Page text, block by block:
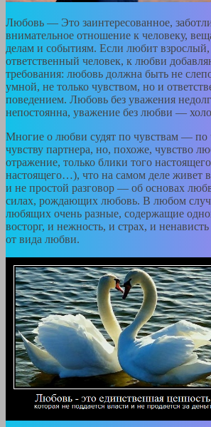
Любовь — Это заинтересованное,
внимательное отношение к человеку,
делам и событиям. Если любит
ответственный человек, к любви
требования: любовь должна быть не
умной, не только чувством, но и
поведением. Любовь без уважения
непостоянна, уважение без любви —
Многие о любви судят по чувствам — по
чувству партнера, но, похоже, чувство
отражение, только блики того
настоящего…), что на самом деле живет
и не простой разговор — об основах
силах, рождающих любовь. В любом
любящих очень разные, содержащие
восторг, и нежность, и страх, и
от вида любви.